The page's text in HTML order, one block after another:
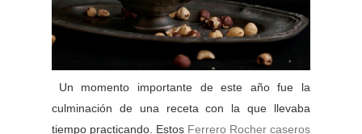
Un momento importante de este año fue la
culminación de una receta con la que llevaba
tiempo practicando. Estos Ferrero Rocher caseros